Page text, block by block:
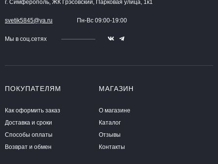
г. Симферополь, ЖК Грэсовский, Парковая улица, 1к1
svetik5845@ya.ru Пн-Вс 09:00-19:00
Мы в соц.сетях
ПОКУПАТЕЛЯМ
Как оформить заказ
Доставка и сроки
Способы оплаты
Возврат и обмен
МАГАЗИН
О магазине
Каталог
Отзывы
Контакты